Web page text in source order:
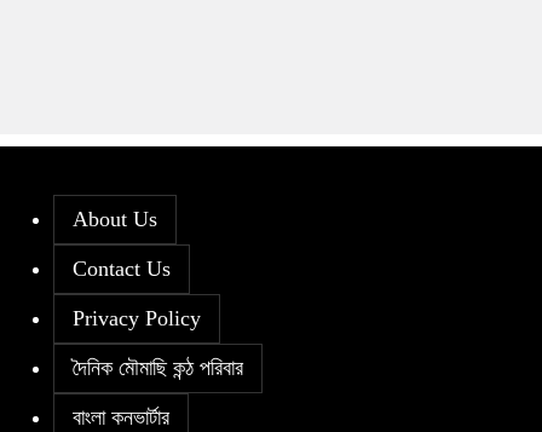
About Us
Contact Us
Privacy Policy
দৈনিক মৌমাছি কন্ঠ পরিবার
বাংলা কনভার্টার